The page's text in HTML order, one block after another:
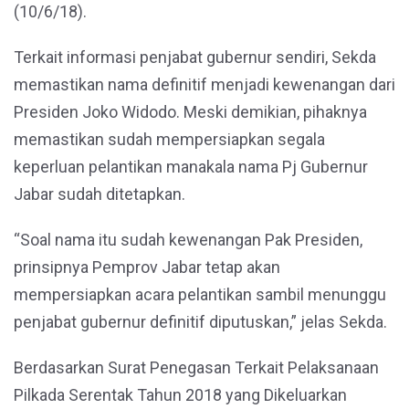
(10/6/18).
Terkait informasi penjabat gubernur sendiri, Sekda
memastikan nama definitif menjadi kewenangan dari
Presiden Joko Widodo. Meski demikian, pihaknya
memastikan sudah mempersiapkan segala
keperluan pelantikan manakala nama Pj Gubernur
Jabar sudah ditetapkan.
“Soal nama itu sudah kewenangan Pak Presiden,
prinsipnya Pemprov Jabar tetap akan
mempersiapkan acara pelantikan sambil menunggu
penjabat gubernur definitif diputuskan,” jelas Sekda.
Berdasarkan Surat Penegasan Terkait Pelaksanaan
Pilkada Serentak Tahun 2018 yang Dikeluarkan